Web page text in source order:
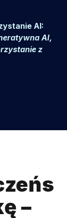
AI:
AI,
z
–